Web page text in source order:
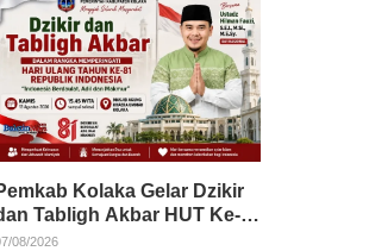
Kolaka Gelar Dzikir
Tabligh Akbar HUT Ke-
RI, Hadirkan Dai Nasional
08/2026